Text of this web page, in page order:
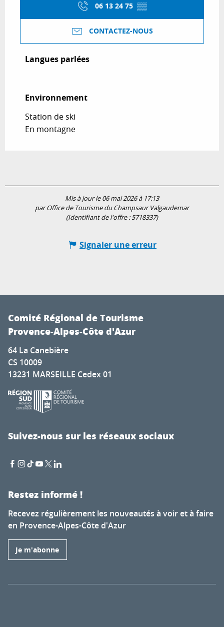
06 13 24 75 ▒▒
CONTACTEZ-NOUS
Langues parlées
Langues parlées
Environnement
Environnement
Station de ski
En montagne
Mis à jour le 06 mai 2026 à 17:13
par Office de Tourisme du Champsaur Valgaudemar
(Identifiant de l'offre :5718337)
Signaler une erreur
Comité Régional de Tourisme
Provence-Alpes-Côte d'Azur
64 La Canebière
CS 10009
13231 MARSEILLE Cedex 01
Suivez-nous sur les réseaux sociaux
Restez informé !
Recevez régulièrement les nouveautés à voir et à faire
en Provence-Alpes-Côte d'Azur
Je m'abonne